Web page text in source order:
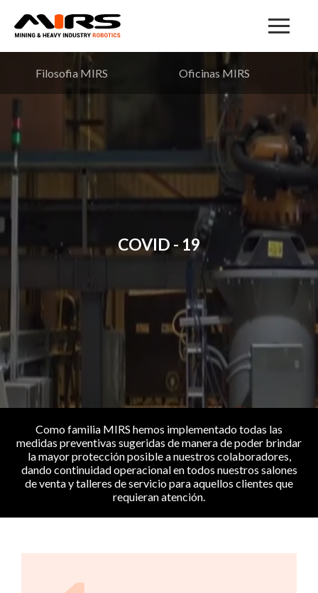
Filosofia MIRS Oficinas MIRS
COVID - 19
Como familia MIRS hemos implementado todas las
medidas preventivas sugeridas de manera de poder brindar
la mayor protección posible a nuestros colaboradores,
dando continuidad operacional en todos nuestros salones
de venta y talleres de servicio para aquellos clientes que
requieran atención.